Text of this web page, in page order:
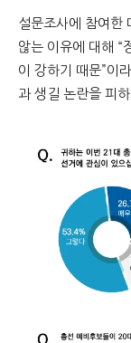
설문조사에 참여한
않는 이유에 대해 “
이 강하기 때문”이
과 생길 논란을 피